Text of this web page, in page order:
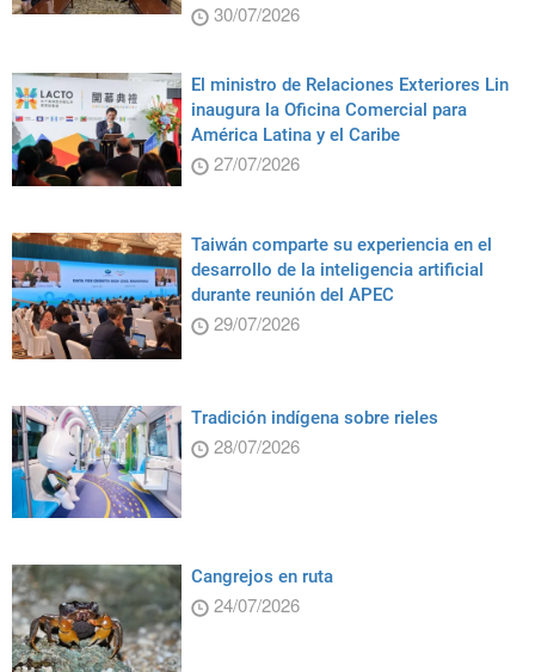
30/07/2026
El ministro de Relaciones Exteriores Lin
inaugura la Oficina Comercial para
América Latina y el Caribe
27/07/2026
Taiwán comparte su experiencia en el
desarrollo de la inteligencia artificial
durante reunión del APEC
29/07/2026
Tradición indígena sobre rieles
28/07/2026
Cangrejos en ruta
24/07/2026